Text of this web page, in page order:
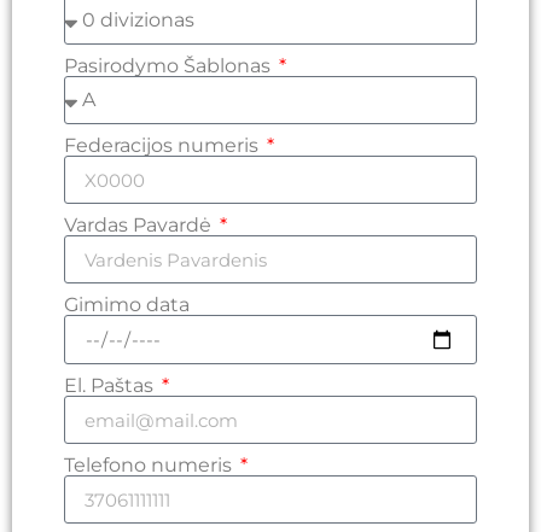
Pasirodymo Šablonas
Federacijos numeris
Vardas Pavardė
Gimimo data
El. Paštas
Telefono numeris